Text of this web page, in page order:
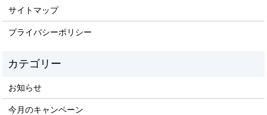
サイトマップ
プライバシーポリシー
お知らせ
今月のキャンペーン